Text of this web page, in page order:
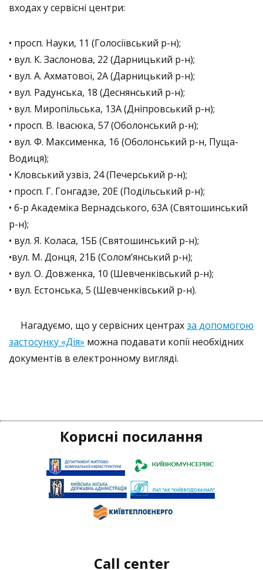
входах у сервісні центри:
• просп. Науки, 11 (Голосіївський р-н);
• вул. К. Заслонова, 22 (Дарницький р-н);
• вул. А. Ахматової, 2А (Дарницький р-н);
• вул. Радунська, 18 (Деснянський р-н);
• вул. Миропільська, 13А (Дніпровський р-н);
• просп. В. Івасюка, 57 (Оболонський р-н);
• вул. Ф. Максименка, 16 (Оболонський р-н, Пуща-
Водиця);
• Кловський узвіз, 24 (Печерський р-н);
• просп. Г. Гонгадзе, 20Е (Подільський р-н);
• б-р Академіка Вернадського, 63А (Святошинський
р-н);
• вул. Я. Коласа, 15Б (Святошинський р-н);
•вул. М. Донця, 21Б (Солом’янський р-н);
• вул. О. Довженка, 10 (Шевченківський р-н);
• вул. Естонська, 5 (Шевченківський р-н).
Нагадуємо, що у сервісних центрахза допомогою
застосунку «Дія» можна подавати копії необхідних
документів в електронному вигляді.
Корисні посилання
Call center